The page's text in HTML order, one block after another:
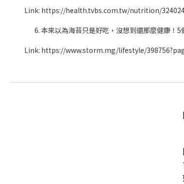
Link: https://health.tvbs.com.tw/nutrition/
6. 本來以為海苔只是好吃，沒想到還那麼健康！5
Link: https://www.storm.mg/lifestyle/